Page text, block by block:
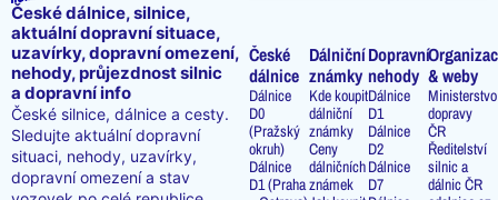
České dálnice, silnice,
aktuální dopravní situace,
uzavírky, dopravní omezení,
nehody, průjezdnost silnic
a dopravní info
České silnice, dálnice a cesty.
Sledujte aktuální dopravní
situaci, nehody, uzavírky,
dopravní omezení a stav
České
dálnice
Dálnice
D0
(Pražský
okruh)
Dálnice
D1 (Praha
Dálniční
známky
Kde koupit
dálniční
známky
Ceny
dálničních
známek
Dopravní
nehody
Dálnice
D1
Dálnice
D2
Dálnice
D7
& weby
Ministerstvo
dopravy
ČR
Ředitelství
silnic a
dálnic ČR